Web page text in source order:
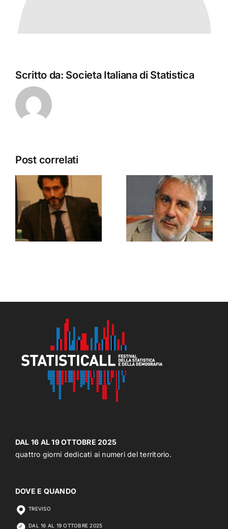
Scritto da: Societa Italiana di Statistica
Post correlati
Palumbo
Francesco
Riani
Marco
DAL 16 AL 19 OTTOBRE 2025
quattro giorni dedicati ai numeri del territorio.
DOVE E QUANDO
TREVISO
DAL 16 AL 19 OTTOBRE 2025